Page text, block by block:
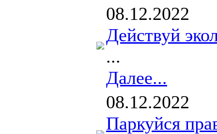
08.12.2022
Действуй
...
Далее...
08.12.2022
Паркуйся